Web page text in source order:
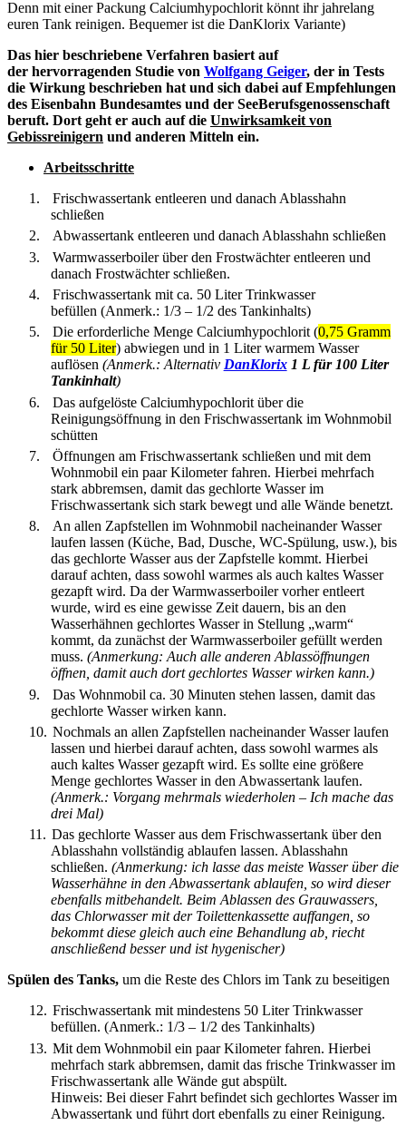
Denn mit einer Packung Calciumhypochlorit könnt ihr jahrelang
euren Tank reinigen. Bequemer ist die DanKlorix Variante)
Das hier beschriebene Verfahren basiert auf
der hervorragenden Studie von Wolfgang Geiger, der in Tests
die Wirkung beschrieben hat und sich dabei aufEmpfehlungen
des Eisenbahn Bundesamtes und der SeeBerufsgenossenschaft
beruft. Dort geht er auch auf die Unwirksamkeit von
Gebissreinigern und anderen Mitteln ein.
Arbeitsschritte
1.
Frischwassertank entleeren und danach Ablasshahn
schließen
2.
Abwassertank entleeren und danach Ablasshahn schließen
3.
Warmwasserboiler über den Frostwächter entleeren und
danach Frostwächter schließen.
4.
Frischwassertank mit ca. 50 Liter Trinkwasser
befüllen (Anmerk.: 1/3 – 1/2 des Tankinhalts)
5.
Die erforderliche Menge Calciumhypochlorit (0,75 Gramm
für 50 Liter) abwiegen und in 1 Liter warmem Wasser
auflösen (Anmerk.: Alternativ DanKlorix1 L für 100 Liter
Tankinhalt)
6.
Das aufgelöste Calciumhypochlorit über die
Reinigungsöffnung in den Frischwassertank im Wohnmobil
schütten
7.
Öffnungen am Frischwassertank schließen und mit dem
Wohnmobil ein paar Kilometer fahren. Hierbei mehrfach
stark abbremsen, damit das gechlorte Wasser im
Frischwassertank sich stark bewegt und alle Wände benetzt.
8.
An allen Zapfstellen im Wohnmobil nacheinander Wasser
laufen lassen (Küche, Bad, Dusche, WC-Spülung, usw.), bis
das gechlorte Wasser aus der Zapfstelle kommt. Hierbei
darauf achten, dass sowohl warmes als auch kaltes Wasser
gezapft wird. Da der Warmwasserboiler vorher entleert
wurde, wird es eine gewisse Zeit dauern, bis an den
Wasserhähnen gechlortes Wasser in Stellung „warm“
kommt, da zunächst der Warmwasserboiler gefüllt werden
muss. (Anmerkung: Auch alle anderen Ablassöffnungen
öffnen, damit auch dort gechlortes Wasser wirken kann.)
9.
Das Wohnmobil ca. 30 Minuten stehen lassen, damit das
gechlorte Wasser wirken kann.
10. Nochmals an allen Zapfstellen nacheinander Wasser laufen
lassen und hierbei darauf achten, dass sowohl warmes als
auch kaltes Wasser gezapft wird. Es sollte eine größere
Menge gechlortes Wasser in den Abwassertank laufen.
(Anmerk.: Vorgang mehrmals wiederholen – Ich mache das
drei Mal)
11. Das gechlorte Wasser aus dem Frischwassertank über den
Ablasshahn vollständig ablaufen lassen. Ablasshahn
schließen. (Anmerkung: ich lasse das meiste Wasser über die
Wasserhähne in den Abwassertank ablaufen, so wird dieser
ebenfalls mitbehandelt. Beim Ablassen des Grauwassers,
das Chlorwasser mit der Toilettenkassette auffangen, so
bekommt diese gleich auch eine Behandlung ab, riecht
anschließend besser und ist hygenischer)
Spülen des Tanks, um die Reste des Chlors im Tank zu beseitigen
12. Frischwassertank mit mindestens 50 Liter Trinkwasser
befüllen. (Anmerk.: 1/3 – 1/2 des Tankinhalts)
13. Mit dem Wohnmobil ein paar Kilometer fahren. Hierbei
mehrfach stark abbremsen, damit das frische Trinkwasser im
Frischwassertank alle Wände gut abspült.
Hinweis: Bei dieser Fahrt befindet sich gechlortes Wasser im
Abwassertank und führt dort ebenfalls zu einer Reinigung.